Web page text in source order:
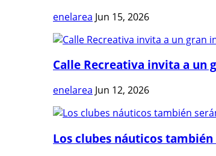
enelarea Jun 15, 2026
Calle Recreativa invita a un
enelarea Jun 12, 2026
Los clubes náuticos